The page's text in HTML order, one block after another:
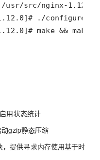
make &&
用状态统计
gzip静态压缩
提供寻求内存使用基于时